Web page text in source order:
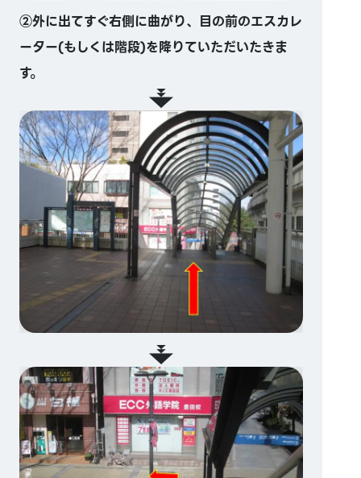
②外に出てすぐ右側に曲がり、目の前のエスカレ
ーター(もしくは階段)を降りていただいたきま
す。